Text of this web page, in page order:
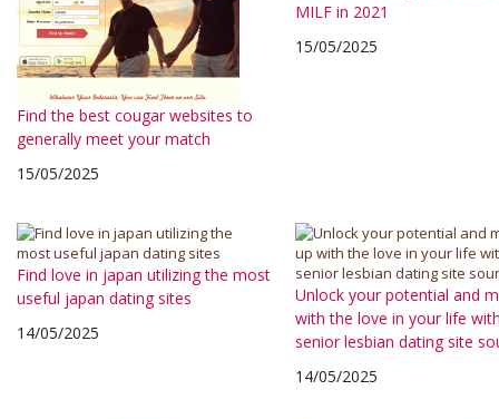
Find the best cougar websites to
generally meet your match
15/05/2025
MILF in 2021
15/05/2025
Find love in japan utilizing the most
useful japan dating sites
14/05/2025
Unlock your potential and
with the love in your life
senior lesbian dating site
14/05/2025